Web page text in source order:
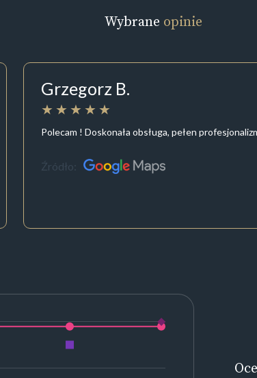
Wybrane opinie
Grzegorz B.
Polecam ! Doskonała obsługa, pełen
Źródło: